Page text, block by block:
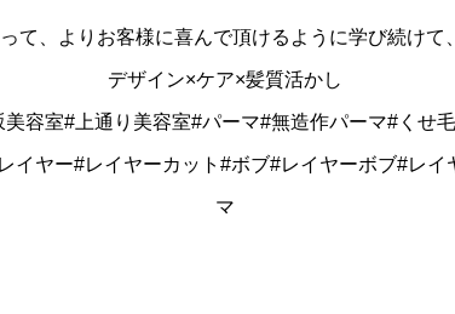
て、よりお客様に喜んで頂けるように学び続けて
デザイン×ケア×髪質活かし
容室#上通り美容室#パーマ#無造作パーマ#くせ
イヤー#レイヤーカット#ボブ#レイヤーボブ#レイ
マ